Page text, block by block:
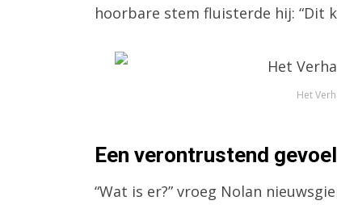
hoorbare stem fluisterde hij: “Dit
Het
Een verontrustend gevoel
“Wat is er?” vroeg Nolan